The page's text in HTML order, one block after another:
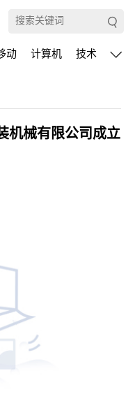
动 计算机 技术 通信
机械有限公司成立